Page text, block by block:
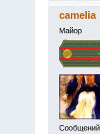
camelia
Майор